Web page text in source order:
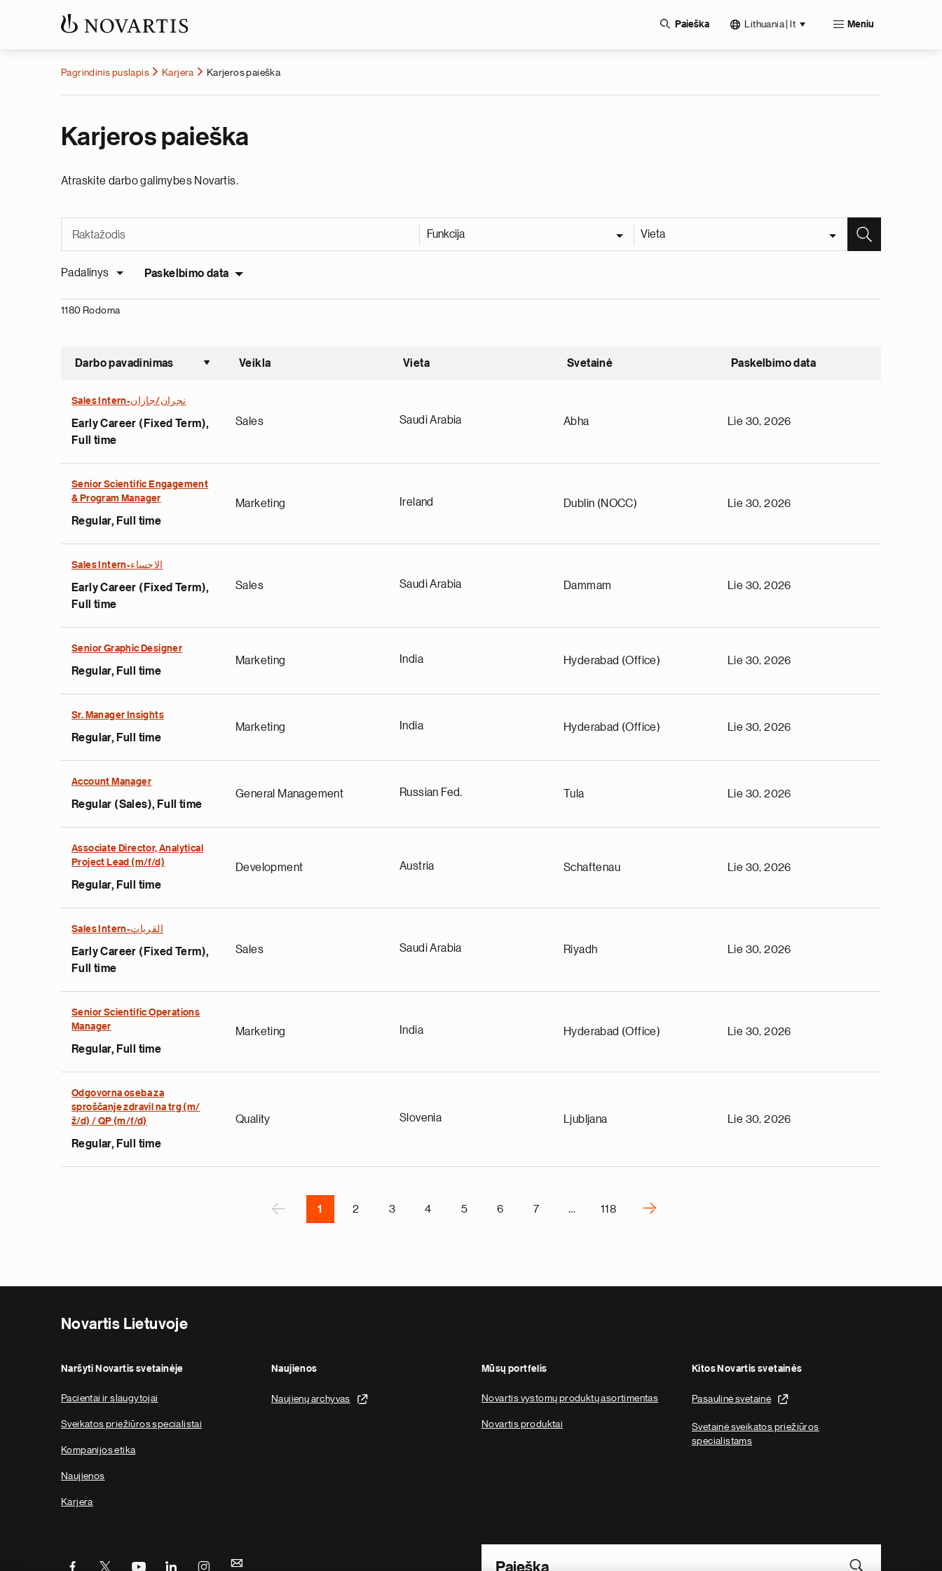
Paieška Lithuania | lt Meniu
Pagrindinis puslapis Karjera Karjeros paieška
Karjeros paieška
Atraskite darbo galimybes Novartis.
Funkcija Vieta
Padalinys Paskelbimo data
1180 Rodoma
Darbo pavadinimas
Sort ascending
Veikla Vieta Svetainė Paskelbimo data
Sales Intern-نجران/جازان
Early Career (Fixed Term),
Full time
Sales Saudi Arabia Abha Lie 30, 2026
Senior Scientific Engagement
& Program Manager
Regular, Full time
Marketing Ireland Dublin (NOCC) Lie 30, 2026
Sales Intern-الاحساء
Early Career (Fixed Term),
Full time
Sales Saudi Arabia Dammam Lie 30, 2026
Senior Graphic Designer
Regular, Full time
Marketing India Hyderabad (Office) Lie 30, 2026
Sr. Manager Insights
Regular, Full time
Marketing India Hyderabad (Office) Lie 30, 2026
Account Manager
Regular (Sales), Full time
General Management Russian Fed. Tula Lie 30, 2026
Associate Director, Analytical
Project Lead (m/f/d)
Regular, Full time
Development Austria Schaftenau Lie 30, 2026
Sales Intern-القريات
Early Career (Fixed Term),
Full time
Sales Saudi Arabia Riyadh Lie 30, 2026
Senior Scientific Operations
Manager
Regular, Full time
Marketing India Hyderabad (Office) Lie 30, 2026
Odgovorna oseba za
sproščanje zdravil na trg (m/
ž/d) / QP (m/f/d)
Regular, Full time
Quality Slovenia Ljubljana Lie 30, 2026
‹
e
i
l
p
1 2 3 4 5 6 7 … 118
›
Novartis Lietuvoje
Naršyti Novartis svetainėje
Pacientai ir slaugytojai
Sveikatos priežiūros specialistai
Kompanijos etika
Naujienos
Karjera
Naujienos
Naujienų archyvas
Mūsų portfelis
Novartis vystomų produktų asortimentas
Novartis produktai
Kitos Novartis svetainės
Pasaulinė svetainė
Svetainė sveikatos priežiūros
specialistams